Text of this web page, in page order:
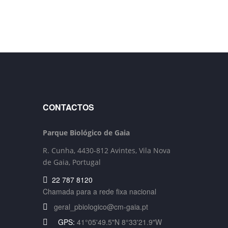
CONTACTOS
Parque Biológico de Gaia
R. Cunha, 4430-812 Avintes, Vila Nova
de Gaia, Portugal
22 787 8120
Chamada para a rede fixa nacional
geral_pbiologico@cm-gaia.pt
GPS: 41°05'49.5"N 8°33'21.9"W